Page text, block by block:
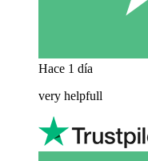
Hace 1 día
very helpfull